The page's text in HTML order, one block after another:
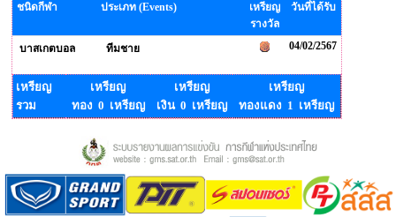
ชนิดกีฬา ประเภท (Events)
เหรียญ
รางวัล
วันที่ได้รับ
บาสเกตบอล ทีมชาย 04/02/2567
เหรียญ
รวม
เหรียญ
ทอง 0 เหรียญ
เหรียญ
เงิน 0 เหรียญ
เหรียญ
ทองแดง 1 เหรียญ